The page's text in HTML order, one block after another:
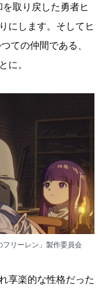
取り戻した勇者ヒ
にします。そしてヒ
ての仲間である、
に。
リーレン」製作委員会
享楽的な性格だった